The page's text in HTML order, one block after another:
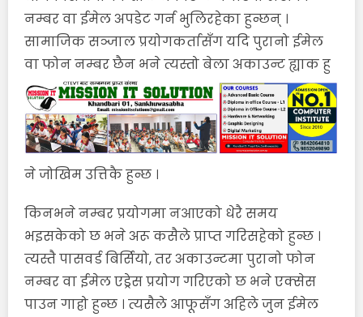
नम्बर वा ईमेल अपडेट गर्न भुलिरहेका हुन्छन् ।
सामाजिक सञ्जाल प्रयोगकर्तासँग यदि पुरानो ईमेल
वा फोन नम्बर छैन भने त्यस्तो बेला अकाउन्ट ह्याक हु
ने जोखिम उत्तिकै हुन्छ ।
किनभने नम्बर प्रयोगमा नआएको धेरै समय
भइसकेको छ भने अरू कसैले प्राप्त गरिसहेको हुन्छ ।
त्यस्तै पासवर्ड बिर्सियो, तर अकाउन्टमा पुरानो फोन
नम्बर वा ईमेल एड्रेस प्रयोग गरिएको छ भने एक्सेस
पाउन गाह्रो हुन्छ । त्यसैले आफूसँग अहिले जुन ईमेल